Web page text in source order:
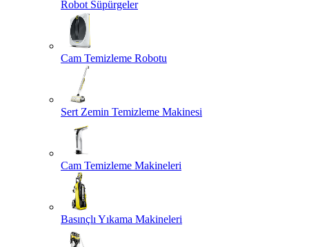
Robot Süpürgeler
Cam Temizleme Robotu
Sert Zemin Temizleme Makinesi
Cam Temizleme Makineleri
Basınçlı Yıkama Makineleri